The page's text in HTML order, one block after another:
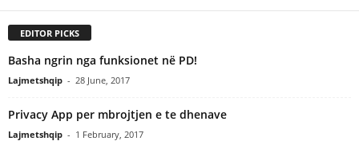
EDITOR PICKS
Basha ngrin nga funksionet në PD!
Lajmetshqip - 28 June, 2017
Privacy App per mbrojtjen e te dhenave
Lajmetshqip - 1 February, 2017